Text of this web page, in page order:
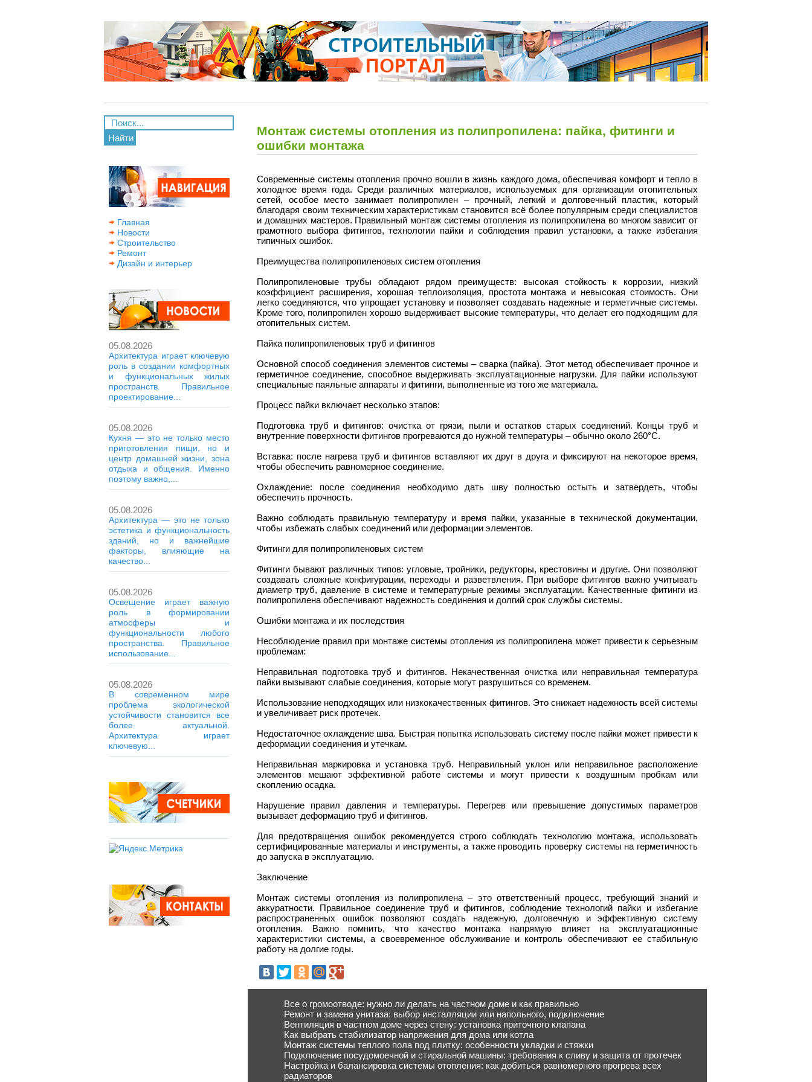
Найти
Главная
Новости
Строительство
Ремонт
Дизайн и интерьер
05.08.2026
Архитектура играет ключевую
роль в создании комфортных
и функциональных жилых
пространств. Правильное
проектирование...
05.08.2026
Кухня — это не только место
приготовления пищи, но и
центр домашней жизни, зона
отдыха и общения. Именно
поэтому важно,...
05.08.2026
Архитектура — это не только
эстетика и функциональность
зданий, но и важнейшие
факторы, влияющие на
качество...
05.08.2026
Освещение играет важную
роль в формировании
атмосферы и
функциональности любого
пространства. Правильное
использование...
05.08.2026
В современном мире
проблема экологической
устойчивости становится все
более актуальной.
Архитектура играет
ключевую...
Монтаж системы отопления из полипропилена: пайка, фитинги и
ошибки монтажа
Современные системы отопления прочно вошли в жизнь каждого дома, обеспечивая комфорт и тепло в
холодное время года. Среди различных материалов, используемых для организации отопительных
сетей, особое место занимает полипропилен – прочный, легкий и долговечный пластик, который
благодаря своим техническим характеристикам становится всё более популярным среди специалистов
и домашних мастеров. Правильный монтаж системы отопления из полипропилена во многом зависит от
грамотного выбора фитингов, технологии пайки и соблюдения правил установки, а также избегания
типичных ошибок.
Преимущества полипропиленовых систем отопления
Полипропиленовые трубы обладают рядом преимуществ: высокая стойкость к коррозии, низкий
коэффициент расширения, хорошая теплоизоляция, простота монтажа и невысокая стоимость. Они
легко соединяются, что упрощает установку и позволяет создавать надежные и герметичные системы.
Кроме того, полипропилен хорошо выдерживает высокие температуры, что делает его подходящим для
отопительных систем.
Пайка полипропиленовых труб и фитингов
Основной способ соединения элементов системы – сварка (пайка). Этот метод обеспечивает прочное и
герметичное соединение, способное выдерживать эксплуатационные нагрузки. Для пайки используют
специальные паяльные аппараты и фитинги, выполненные из того же материала.
Процесс пайки включает несколько этапов:
Подготовка труб и фитингов: очистка от грязи, пыли и остатков старых соединений. Концы труб и
внутренние поверхности фитингов прогреваются до нужной температуры – обычно около 260°C.
Вставка: после нагрева труб и фитингов вставляют их друг в друга и фиксируют на некоторое время,
чтобы обеспечить равномерное соединение.
Охлаждение: после соединения необходимо дать шву полностью остыть и затвердеть, чтобы
обеспечить прочность.
Важно соблюдать правильную температуру и время пайки, указанные в технической документации,
чтобы избежать слабых соединений или деформации элементов.
Фитинги для полипропиленовых систем
Фитинги бывают различных типов: угловые, тройники, редукторы, крестовины и другие. Они позволяют
создавать сложные конфигурации, переходы и разветвления. При выборе фитингов важно учитывать
диаметр труб, давление в системе и температурные режимы эксплуатации. Качественные фитинги из
полипропилена обеспечивают надежность соединения и долгий срок службы системы.
Ошибки монтажа и их последствия
Несоблюдение правил при монтаже системы отопления из полипропилена может привести к серьезным
проблемам:
Неправильная подготовка труб и фитингов. Некачественная очистка или неправильная температура
пайки вызывают слабые соединения, которые могут разрушиться со временем.
Использование неподходящих или низкокачественных фитингов. Это снижает надежность всей системы
и увеличивает риск протечек.
Недостаточное охлаждение шва. Быстрая попытка использовать систему после пайки может привести к
деформации соединения и утечкам.
Неправильная маркировка и установка труб. Неправильный уклон или неправильное расположение
элементов мешают эффективной работе системы и могут привести к воздушным пробкам или
скоплению осадка.
Нарушение правил давления и температуры. Перегрев или превышение допустимых параметров
вызывает деформацию труб и фитингов.
Для предотвращения ошибок рекомендуется строго соблюдать технологию монтажа, использовать
сертифицированные материалы и инструменты, а также проводить проверку системы на герметичность
до запуска в эксплуатацию.
Заключение
Монтаж системы отопления из полипропилена – это ответственный процесс, требующий знаний и
аккуратности. Правильное соединение труб и фитингов, соблюдение технологий пайки и избегание
распространенных ошибок позволяют создать надежную, долговечную и эффективную систему
отопления. Важно помнить, что качество монтажа напрямую влияет на эксплуатационные
характеристики системы, а своевременное обслуживание и контроль обеспечивают ее стабильную
работу на долгие годы.
Все о громоотводе: нужно ли делать на частном доме и как правильно
Ремонт и замена унитаза: выбор инсталляции или напольного, подключение
Вентиляция в частном доме через стену: установка приточного клапана
Как выбрать стабилизатор напряжения для дома или котла
Монтаж системы теплого пола под плитку: особенности укладки и стяжки
Подключение посудомоечной и стиральной машины: требования к сливу и защита от протечек
Настройка и балансировка системы отопления: как добиться равномерного прогрева всех
радиаторов